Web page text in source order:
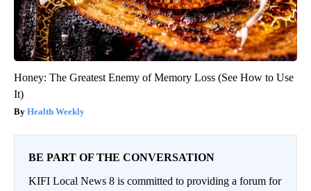
Honey: The Greatest Enemy of Memory Loss (See How to Use
It)
Health Weekly
BE PART OF THE CONVERSATION
KIFI Local News 8 is committed to providing a forum for